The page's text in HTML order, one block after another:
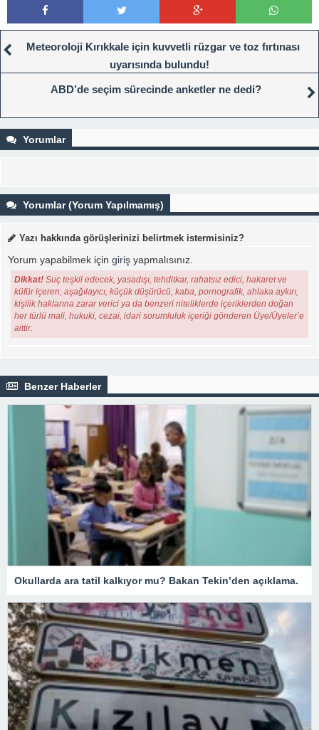
Meteoroloji Kırıkkale için kuvvetli rüzgar ve toz fırtınası
uyarısında bulundu!
ABD’de seçim sürecinde anketler ne dedi?
Yorumlar
Yorumlar (Yorum Yapılmamış)
Yazı hakkında görüşlerinizi belirtmek istermisiniz?
Yorum yapabilmek için giriş yapmalısınız.
Dikkat! Suç teşkil edecek, yasadışı, tehditkar, rahatsız edici, hakaret ve
küfür içeren, aşağılayıcı, küçük düşürücü, kaba, pornografik, ahlaka aykırı,
kişilik haklarına zarar verici ya da benzeri niteliklerde içeriklerden doğan
her türlü mali, hukuki, cezai, idari sorumluluk içeriği gönderen Üye/Üyeler’e
aittir.
Benzer Haberler
Okullarda ara tatil kalkıyor mu? Bakan Tekin’den açıklama.